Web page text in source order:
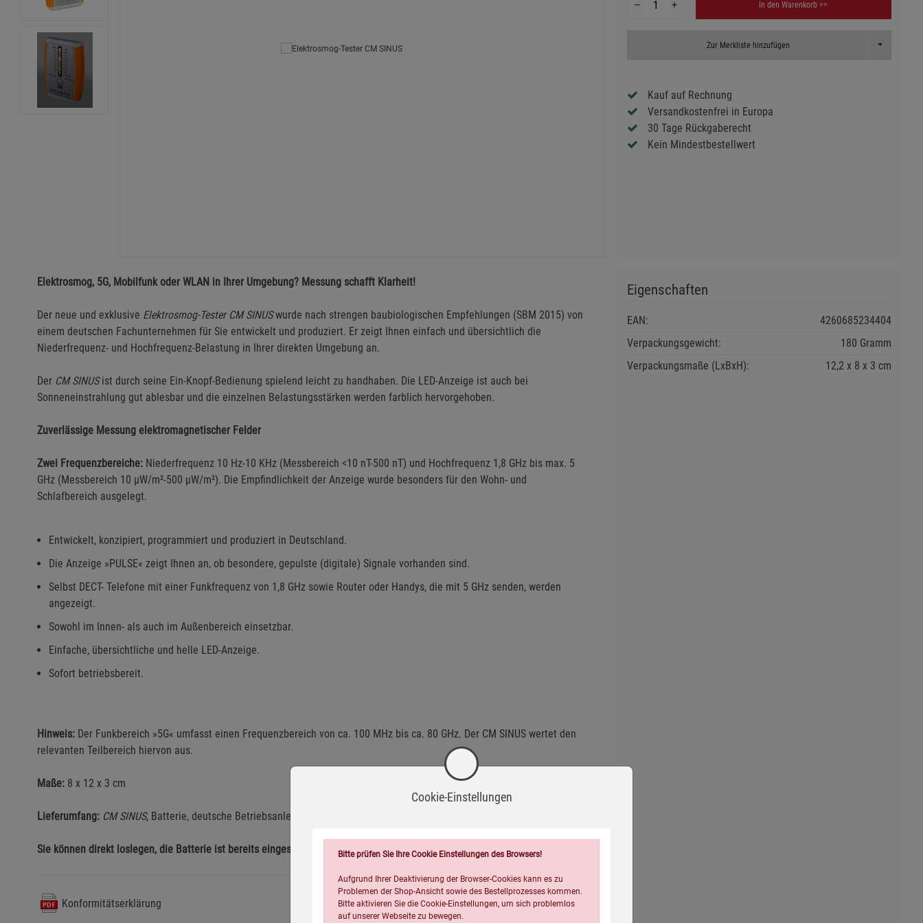
In den Warenkorb >>
Zur Merkliste hinzufügen Toggle
Kauf auf Rechnung
Versandkostenfrei in Europa
30 Tage Rückgaberecht
Kein Mindestbestellwert
Elektrosmog, 5G, Mobilfunk oder WLAN in Ihrer Umgebung? Messung schafft Klarheit!
Der neue und exklusive Elektrosmog-Tester CM SINUSwurde nach strengen baubiologischen Empfehlungen (SBM 2015) von
einem deutschen Fachunternehmen für Sie entwickelt und produziert. Er zeigt Ihnen einfach und übersichtlich die
Niederfrequenz- und Hochfrequenz-Belastung in Ihrer direkten Umgebung an.
Der CM SINUSist durch seine Ein-Knopf-Bedienung spielend leicht zu handhaben. Die LED-Anzeige ist auch bei
Sonneneinstrahlung gut ablesbar und die einzelnen Belastungsstärken werden farblich hervorgehoben.
Zuverlässige Messung elektromagnetischer Felder
Zwei Frequenzbereiche: Niederfrequenz 10 Hz-10 KHz (Messbereich <10 nT-500 nT) und Hochfrequenz 1,8 GHz bis max. 5
GHz (Messbereich 10 µW/m²-500 µW/m²). Die Empfindlichkeit der Anzeige wurde besonders für den Wohn- und
Schlafbereich ausgelegt.
Entwickelt, konzipiert, programmiert und produziert in Deutschland.
Die Anzeige »PULSE« zeigt Ihnen an, ob besondere, gepulste (digitale) Signale vorhanden sind.
Selbst DECT- Telefone mit einer Funkfrequenz von 1,8 GHz sowie Router oder Handys, die mit 5 GHz senden, werden
angezeigt.
Sowohl im Innen- als auch im Außenbereich einsetzbar.
Einfache, übersichtliche und helle LED-Anzeige.
Sofort betriebsbereit.
Hinweis: Der Funkbereich »5G« umfasst einen Frequenzbereich von ca. 100 MHz bis ca. 80 GHz. Der CM SINUS wertet den
relevanten Teilbereich hiervon aus.
Maße: 8 x 12 x 3 cm
Lieferumfang: CM SINUS, Batterie, deutsche Betriebsanleitung
Sie können direkt loslegen, die Batterie ist bereits eingesetzt!
Konformitätserklärung
Eigenschaften
EAN:
4260685234404
Verpackungsgewicht:
180 Gramm
Verpackungsmaße (LxBxH):
12,2 8 3 cm
Cookie-Einstellungen
Bitte prüfen Sie Ihre Cookie Einstellungen des Browsers!
Aufgrund Ihrer Deaktivierung der Browser-Cookies kann es zu
Problemen der Shop-Ansicht sowie des Bestellprozesses kommen.
Bitte aktivieren Sie die Cookie-Einstellungen, um sich problemlos
auf unserer Webseite zu bewegen.